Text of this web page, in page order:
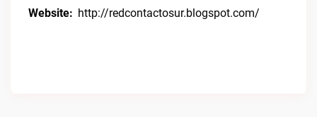
Website: http://redcontactosur.blogspot.com/